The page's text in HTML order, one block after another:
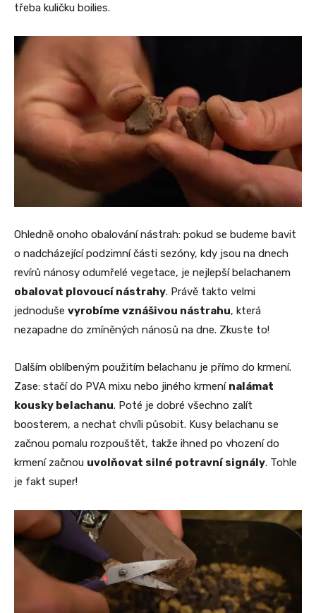
třeba kuličku boilies.
Ohledně onoho obalování nástrah: pokud se budeme bavit
o nadcházející podzimní části sezóny, kdy jsou na dnech
revírů nánosy odumřelé vegetace, je nejlepší belachanem
obalovat plovoucí nástrahy. Právě takto velmi
jednoduše vyrobíme vznášivou nástrahu, která
nezapadne do zmíněných nánosů na dne. Zkuste to!
Dalším oblíbeným použitím belachanu je přímo do krmení.
Zase: stačí do PVA mixu nebo jiného krmení nalámat
kousky belachanu. Poté je dobré všechno zalít
boosterem, a nechat chvíli působit. Kusy belachanu se
začnou pomalu rozpouštět, takže ihned po vhození do
krmení začnou uvolňovat silné potravní signály. Tohle
je fakt super!